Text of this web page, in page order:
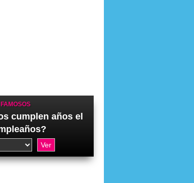
cumplen años el